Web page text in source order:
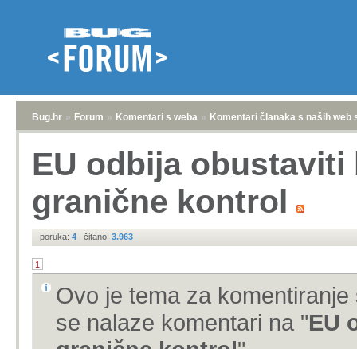
Bug.hr » Forum » Komentari s weba » Komentari članaka s naših web
EU odbija
granične kontrol
poruka: 4 | čitano: 3.963
1
Ovo je tema za
se nalaze komentari na "EU